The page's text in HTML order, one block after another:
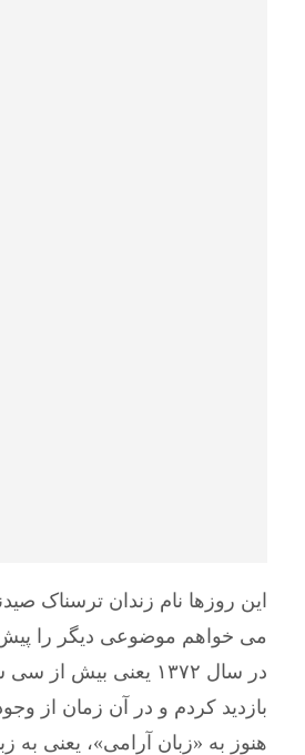
این روزها نام زندان ترسناک
می خواهم موضوعی دیگر را
در سال ۱۳۷۲ یعنی
بازدید کردم و در آن زمان از
هنوز به «زبان آرامی»، یعنی